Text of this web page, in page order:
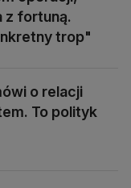
z fortuną.
trop"
o relacji
To polityk